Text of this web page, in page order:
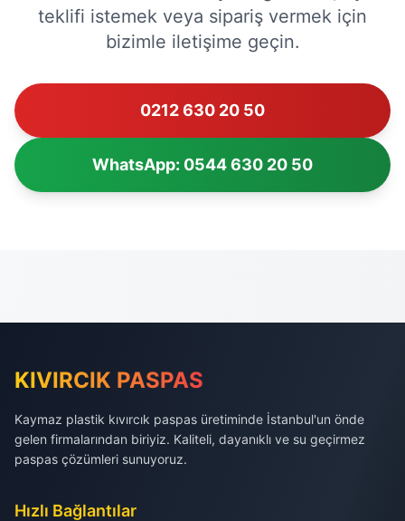
teklifi istemek veya sipariş vermek için
bizimle iletişime geçin.
0212 630 20 50
WhatsApp: 0544 630 20 50
KIVIRCIK PASPAS
Kaymaz plastik kıvırcık paspas üretiminde İstanbul'un önde
gelen firmalarından biriyiz. Kaliteli, dayanıklı ve su geçirmez
paspas çözümleri sunuyoruz.
Hızlı Bağlantılar